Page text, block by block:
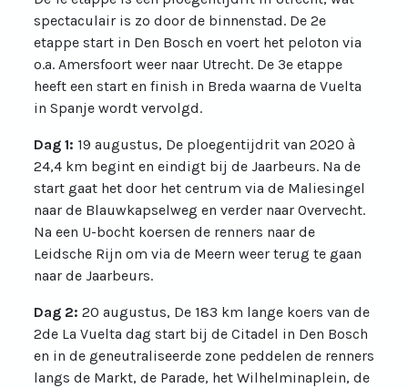
spectaculair is zo door de binnenstad. De 2e
etappe start in Den Bosch en voert het peloton via
o.a. Amersfoort weer naar Utrecht. De 3e etappe
heeft een start en finish in Breda waarna de Vuelta
in Spanje wordt vervolgd.
Dag 1: 19 augustus, De ploegentijdrit van 2020 à
24,4 km begint en eindigt bij de Jaarbeurs. Na de
start gaat het door het centrum via de Maliesingel
naar de Blauwkapselweg en verder naar Overvecht.
Na een U-bocht koersen de renners naar de
Leidsche Rijn om via de Meern weer terug te gaan
naar de Jaarbeurs.
Dag 2: 20 augustus, De 183 km lange koers van de
2de La Vuelta dag start bij de Citadel in Den Bosch
en in de geneutraliseerde zone peddelen de renners
langs de Markt, de Parade, het Wilhelminaplein, de